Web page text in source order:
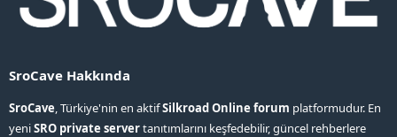
SroCave Hakkında
SroCave, Türkiye'nin en aktifSilkroad Online forum platformudur. En
yeniSRO private servertanıtımlarını keşfedebilir, güncel rehberlere